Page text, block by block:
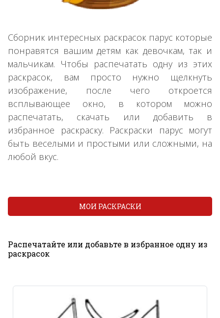
Сборник интересных раскрасок парус которые
понравятся вашим детям как девочкам, так и
мальчикам. Чтобы распечатать одну из этих
раскрасок, вам просто нужно щелкнуть
изображение, после чего откроется
всплывающее окно, в котором можно
распечатать, скачать или добавить в
избранное раскраску. Раскраски парус могут
быть веселыми и простыми или сложными, на
любой вкус.
Распечатайте или добавьте в избранное одну из
раскрасок
МОИ РАСКРАСКИ